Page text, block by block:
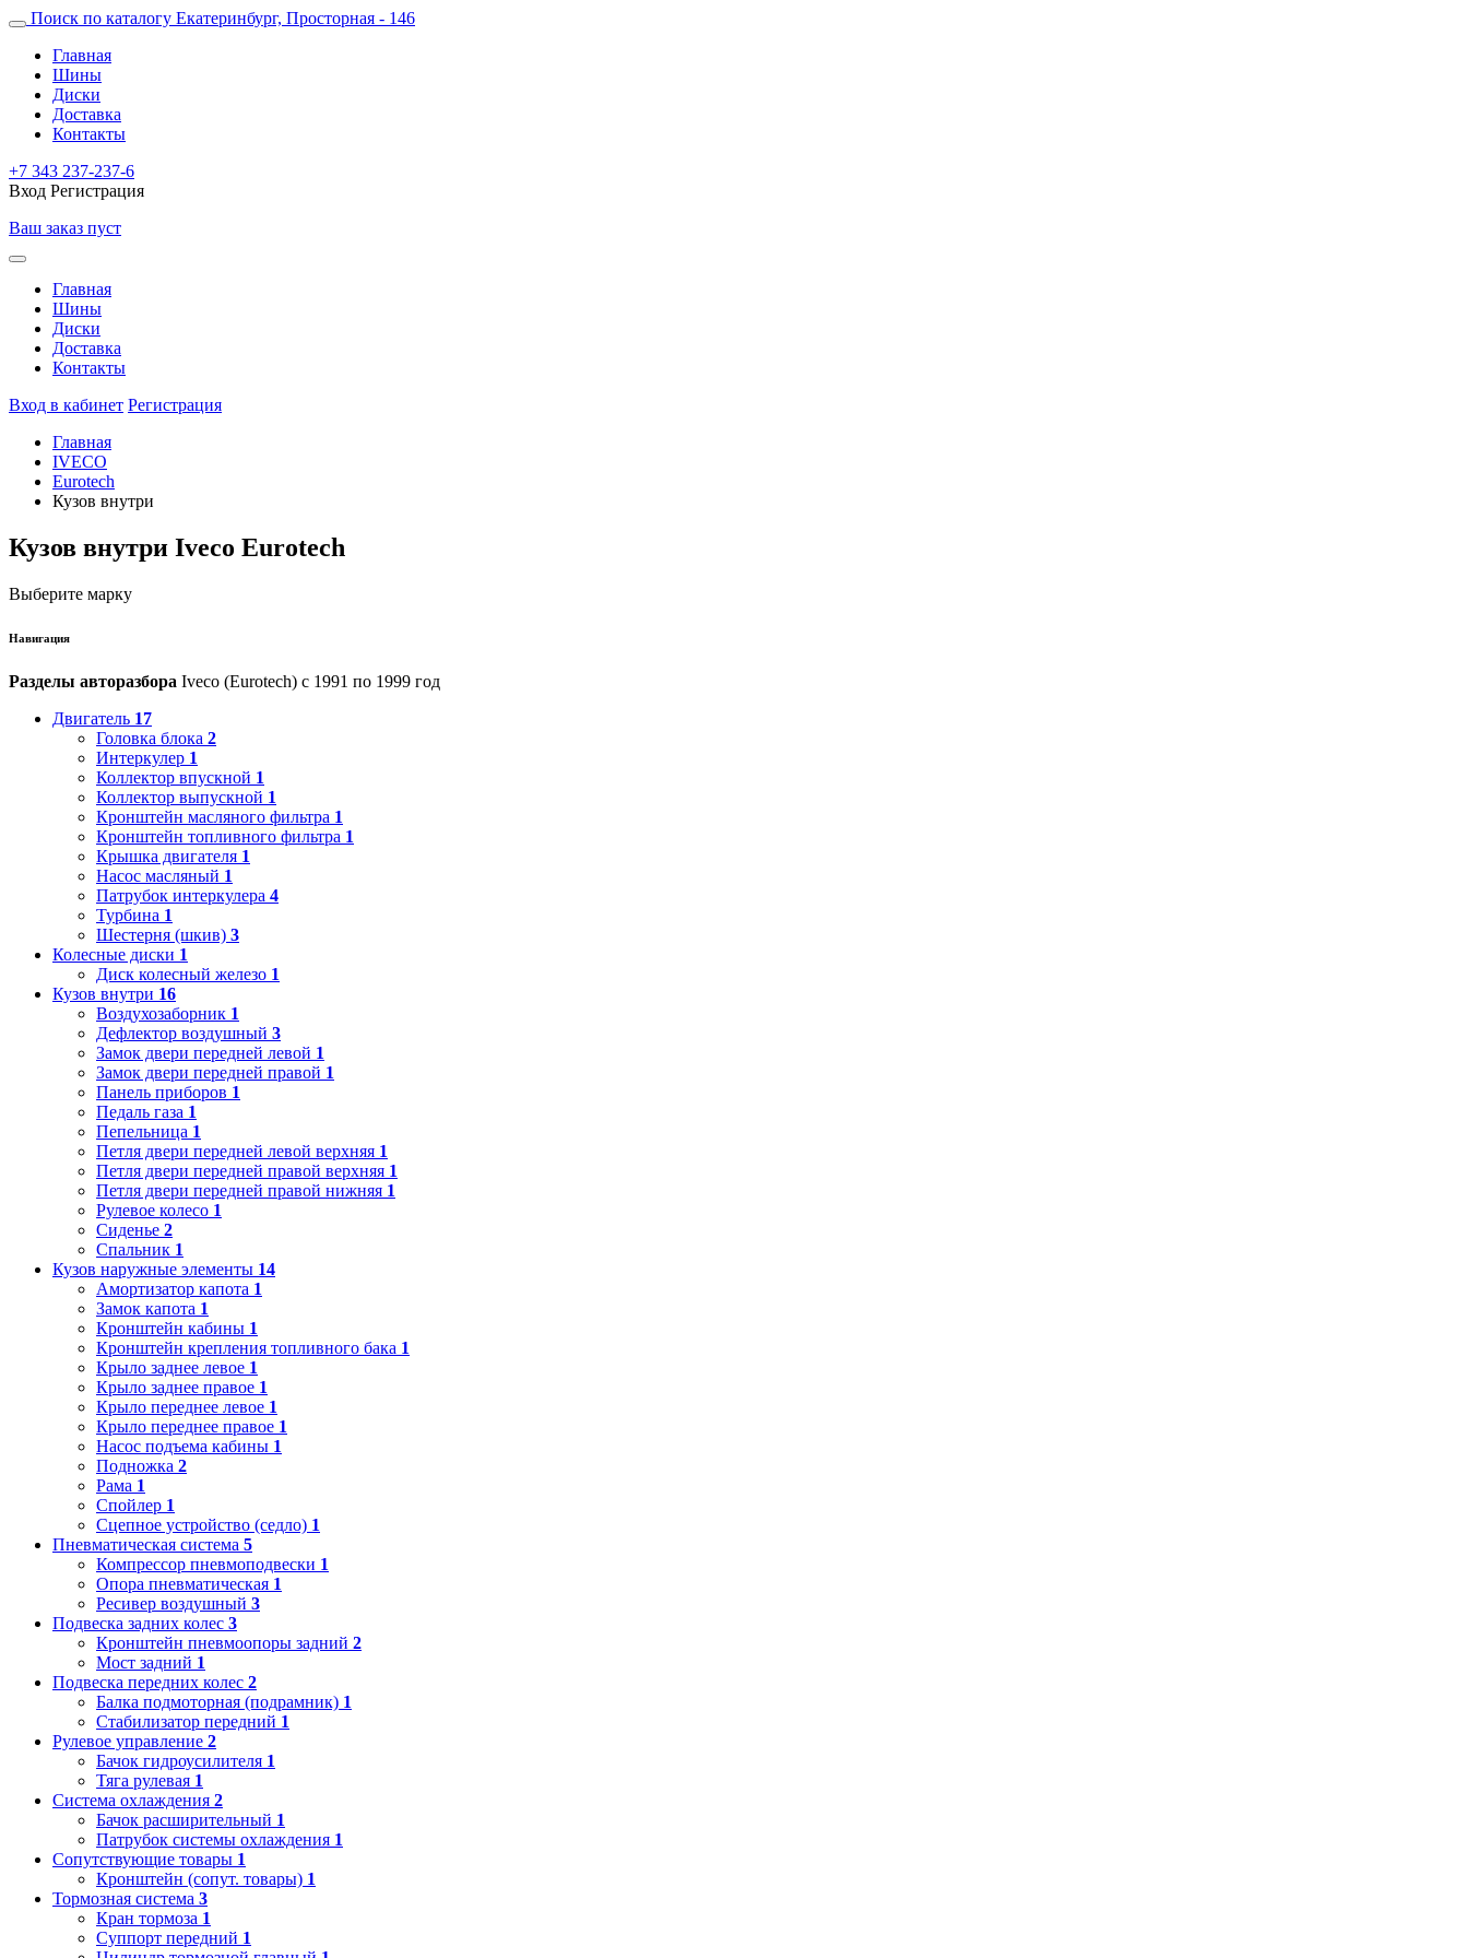
Поиск по каталогу Екатеринбург, Просторная - 146
Главная
Шины
Диски
Доставка
Контакты
+7 343 237-237-6
Вход Регистрация
Ваш заказ пуст
Главная
Шины
Диски
Доставка
Контакты
Вход в кабинет Регистрация
Главная
IVECO
Eurotech
Кузов внутри
Кузов внутри Iveco Eurotech
Выберите марку
Навигация
Разделы авторазбора Iveco (Eurotech) с 1991 по 1999 год
Двигатель 17
Головка блока 2
Интеркулер 1
Коллектор впускной 1
Коллектор выпускной 1
Кронштейн масляного фильтра 1
Кронштейн топливного фильтра 1
Крышка двигателя 1
Насос масляный 1
Патрубок интеркулера 4
Турбина 1
Шестерня (шкив) 3
Колесные диски 1
Диск колесный железо 1
Кузов внутри 16
Воздухозаборник 1
Дефлектор воздушный 3
Замок двери передней левой 1
Замок двери передней правой 1
Панель приборов 1
Педаль газа 1
Пепельница 1
Петля двери передней левой верхняя 1
Петля двери передней правой верхняя 1
Петля двери передней правой нижняя 1
Рулевое колесо 1
Сиденье 2
Спальник 1
Кузов наружные элементы 14
Амортизатор капота 1
Замок капота 1
Кронштейн кабины 1
Кронштейн крепления топливного бака 1
Крыло заднее левое 1
Крыло заднее правое 1
Крыло переднее левое 1
Крыло переднее правое 1
Насос подъема кабины 1
Подножка 2
Рама 1
Спойлер 1
Сцепное устройство (седло) 1
Пневматическая система 5
Компрессор пневмоподвески 1
Опора пневматическая 1
Ресивер воздушный 3
Подвеска задних колес 3
Кронштейн пневмоопоры задний 2
Мост задний 1
Подвеска передних колес 2
Балка подмоторная (подрамник) 1
Стабилизатор передний 1
Рулевое управление 2
Бачок гидроусилителя 1
Тяга рулевая 1
Система охлаждения 2
Бачок расширительный 1
Патрубок системы охлаждения 1
Сопутствующие товары 1
Кронштейн (сопут. товары) 1
Тормозная система 3
Кран тормоза 1
Суппорт передний 1